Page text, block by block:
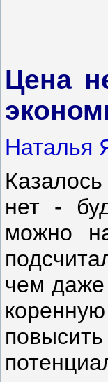
Цена
Наталья
нет -
можно
чем